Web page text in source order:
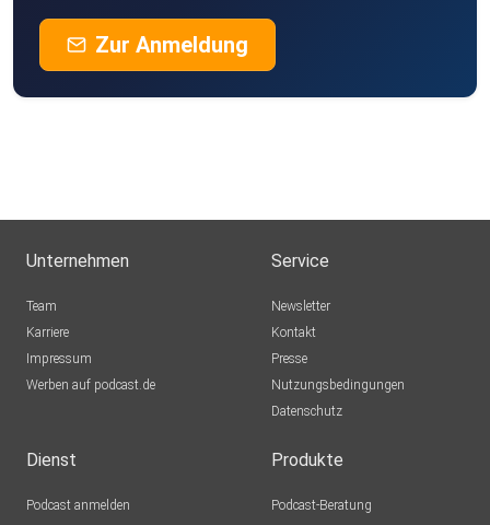
Zur Anmeldung
Unternehmen
Team
Karriere
Impressum
Werben auf podcast.de
Service
Newsletter
Kontakt
Presse
Nutzungsbedingungen
Datenschutz
Dienst
Podcast anmelden
Produkte
Podcast-Beratung